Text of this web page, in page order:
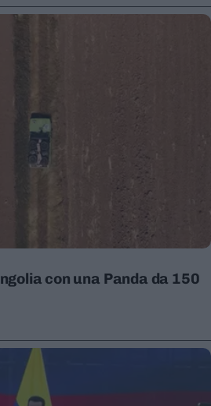
con una Panda da 150